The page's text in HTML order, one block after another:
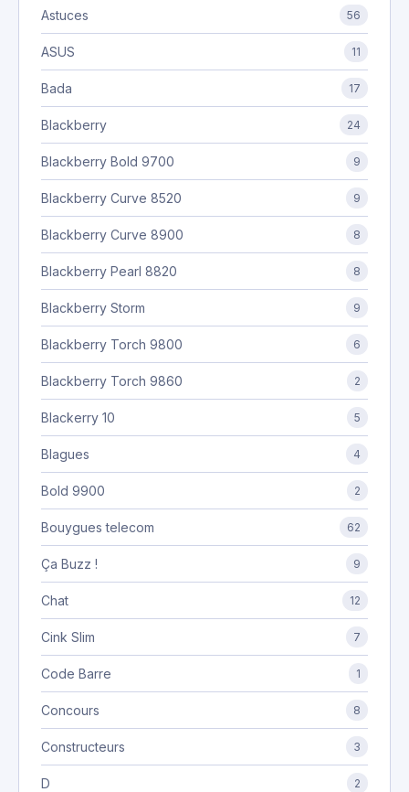
Astuces 56
ASUS 11
Bada 17
Blackberry 24
Blackberry Bold 9700 9
Blackberry Curve 8520 9
Blackberry Curve 8900 8
Blackberry Pearl 8820 8
Blackberry Storm 9
Blackberry Torch 9800 6
Blackberry Torch 9860 2
Blackerry 10 5
Blagues 4
Bold 9900 2
Bouygues telecom 62
Ça Buzz ! 9
Chat 12
Cink Slim 7
Code Barre 1
Concours 8
Constructeurs 3
D 2